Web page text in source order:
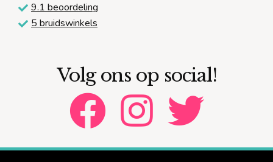
9.1 beoordeling
5 bruidswinkels
Volg ons op social!